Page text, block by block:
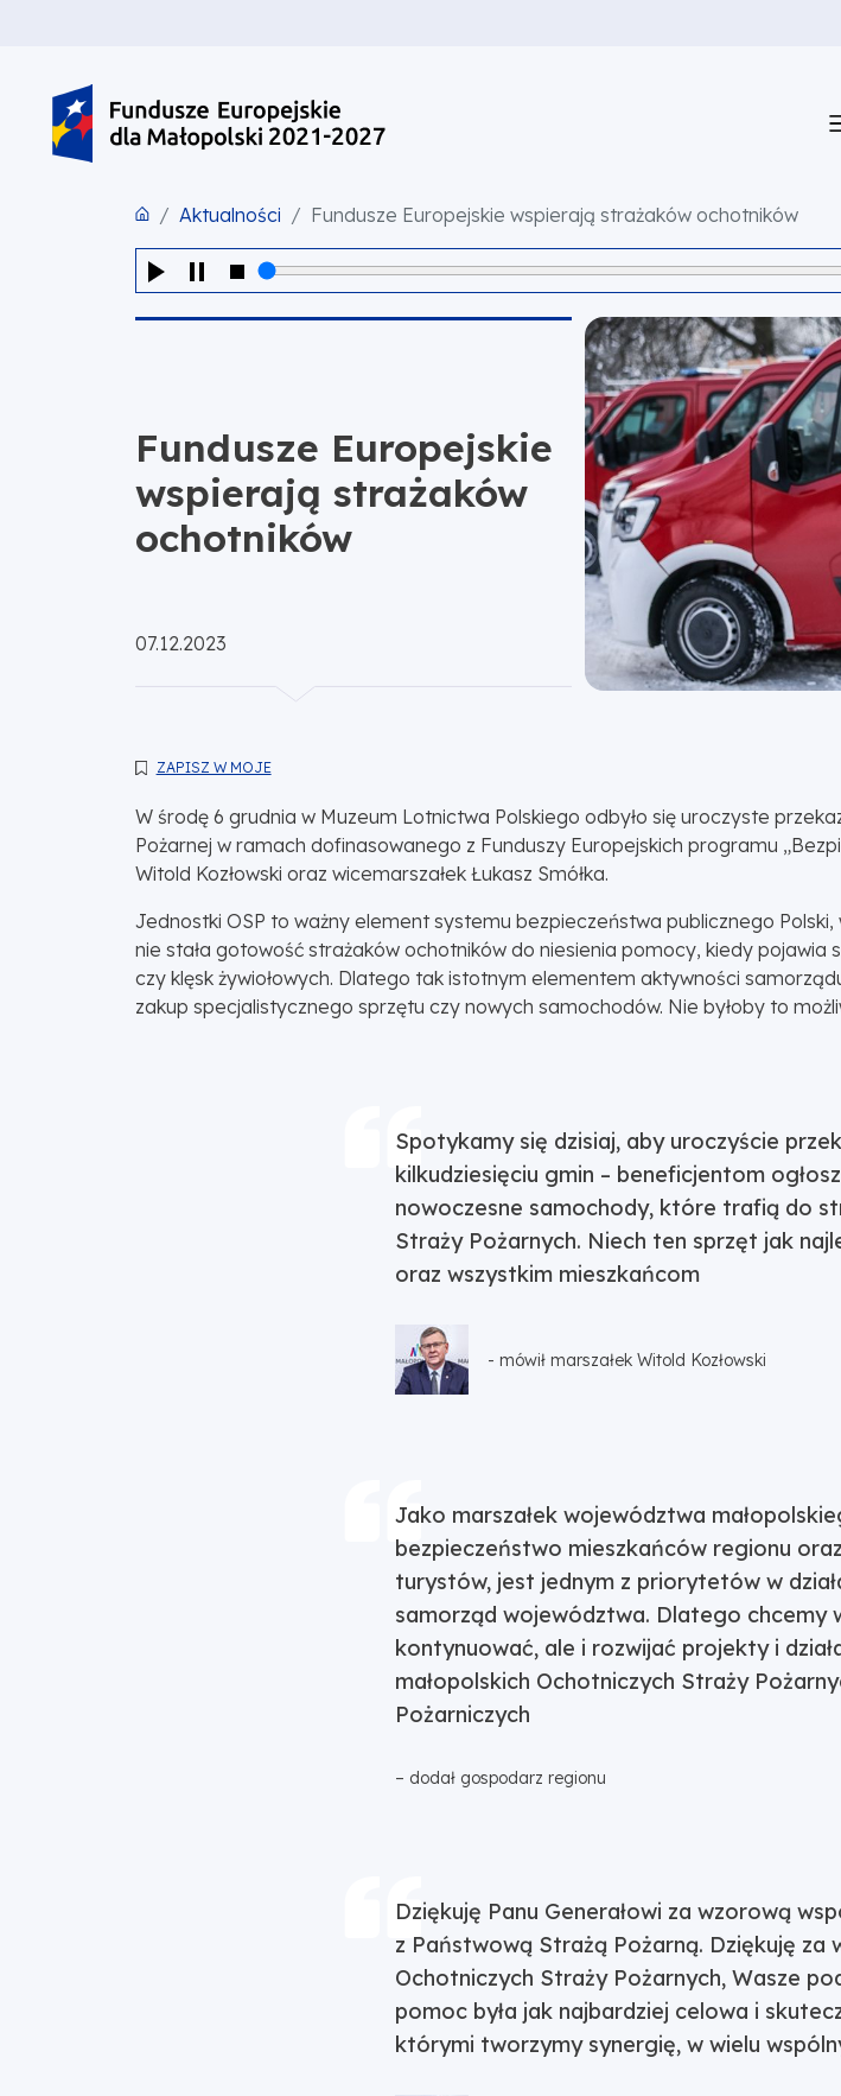
Aktualności Fundusze Europejskie wspierają strażaków ochotników
Fundusze Europejskie
wspierają strażaków
ochotników
Opublikowano:
07.12.2023
ZAPISZ W MOJE
W środę 6 grudnia w Muzeum Lotnictwa Polskiego odbyło się uroczyste
Pożarnej w ramach dofinasowanego z Funduszy Europejskich programu
Witold Kozłowski oraz wicemarszałek Łukasz Smółka.
Jednostki OSP to ważny element systemu bezpieczeństwa publicznego
nie stała gotowość strażaków ochotników do niesienia pomocy, kiedy
czy klęsk żywiołowych. Dlatego tak istotnym elementem aktywności
zakup specjalistycznego sprzętu czy nowych samochodów. Nie byłoby to
Spotykamy się dzisiaj, aby uroczyście
kilkudziesięciu gmin – beneficjentom
nowoczesne samochody, które trafią do
Straży Pożarnych. Niech ten sprzęt jak
oraz wszystkim mieszkańcom
- mówił marszałek Witold Kozłowski
Jako marszałek województwa
bezpieczeństwo mieszkańców regionu
turystów, jest jednym z priorytetów w
samorząd województwa. Dlatego chcemy
kontynuować, ale i rozwijać projekty i
małopolskich Ochotniczych Straży
Pożarniczych
– dodał gospodarz regionu
Dziękuję Panu Generałowi za wzorową
z Państwową Strażą Pożarną. Dziękuję za
Ochotniczych Straży Pożarnych, Wasze
pomoc była jak najbardziej celowa i
którymi tworzymy synergię, w wielu